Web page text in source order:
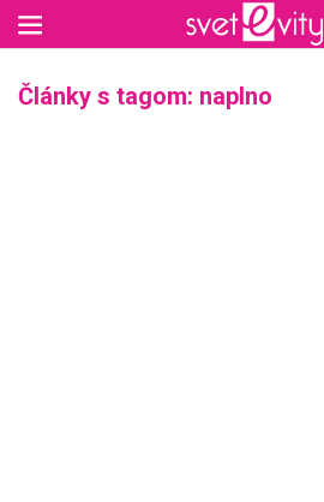
Články s tagom: naplno